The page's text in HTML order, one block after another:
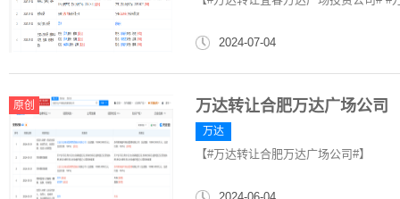
2024-07-04
原创 万达转让合肥万达广场公司
万达
【#万达转让合肥万达广场公司#】